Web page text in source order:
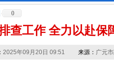
0
查工作 全力以赴保
2025年09月20日 09:51 来源： 广元